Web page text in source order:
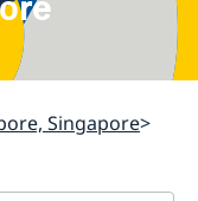
Singapore